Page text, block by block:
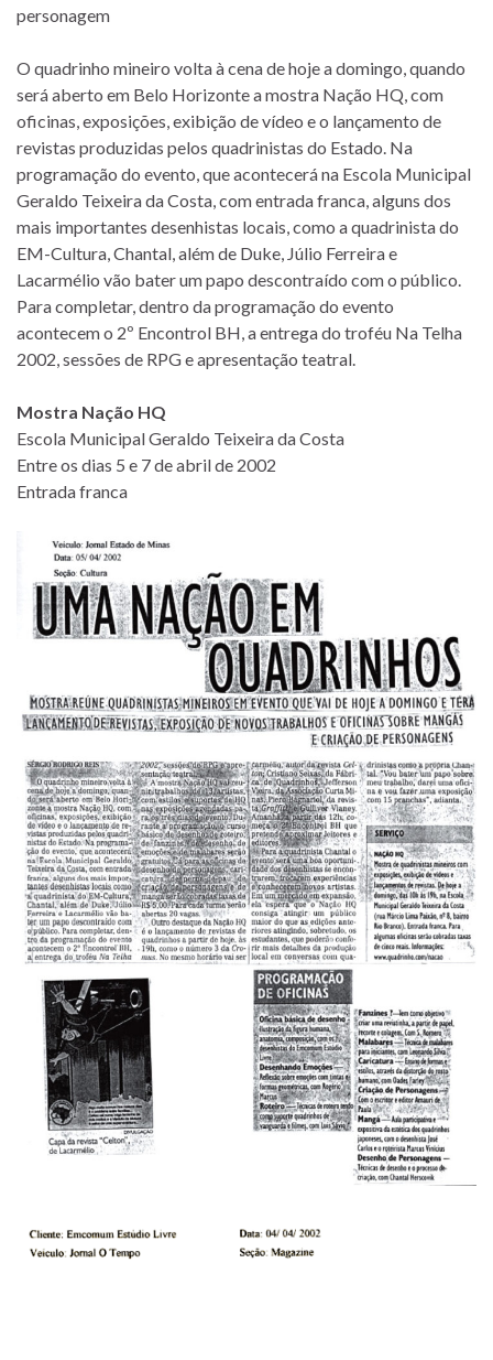
personagem
O quadrinho mineiro volta à cena de hoje a domingo, quando
será aberto em Belo Horizonte a mostra Nação HQ, com
oficinas, exposições, exibição de vídeo e o lançamento de
revistas produzidas pelos quadrinistas do Estado. Na
programação do evento, que acontecerá na Escola Municipal
Geraldo Teixeira da Costa, com entrada franca, alguns dos
mais importantes desenhistas locais, como a quadrinista do
EM-Cultura, Chantal, além de Duke, Júlio Ferreira e
Lacarmélio vão bater um papo descontraído com o público.
Para completar, dentro da programação do evento
acontecem o 2º Encontrol BH, a entrega do troféu Na Telha
2002, sessões de RPG e apresentação teatral.
Mostra Nação HQ
Escola Municipal Geraldo Teixeira da Costa
Entre os dias 5 e 7 de abril de 2002
Entrada franca